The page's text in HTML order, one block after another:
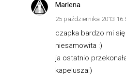
Marlena
25 października 2013
czapka bardzo mi
niesamowita :)
ja ostatnio
kapelusza:)